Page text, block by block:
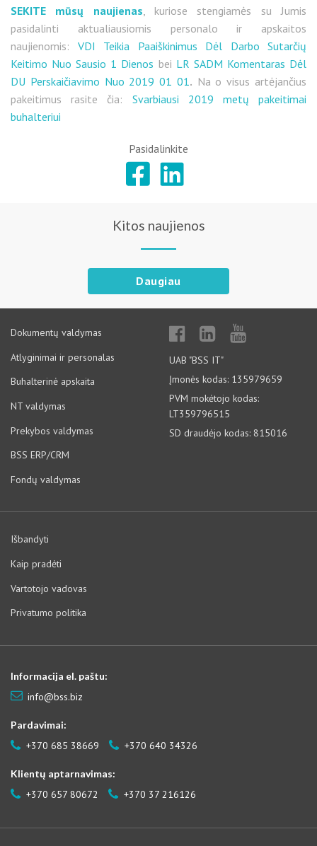
SEKITE mūsų naujienas , kuriose stengiamės su Jumis
pasidalinti aktualiausiomis personalo ir apskaitos
naujienomis: VDI Teikia Paaiškinimus Dėl Darbo Sutarčių
Keitimo Nuo Sausio 1 Dienos bei LR SADM Komentaras Dėl
DU Perskaičiavimo Nuo 2019 01 01. Na o visus artėjančius
pakeitimus rasite čia:
Svarbiausi 2019 metų pakeitimai
buhalteriui
Pasidalinkite
Kitos naujienos
Daugiau
Dokumentų valdymas
Atlyginimai ir personalas
Buhalterinė apskaita
NT valdymas
Prekybos valdymas
BSS ERP/CRM
Fondų valdymas
UAB "BSS IT"
Įmonės kodas: 135979659
PVM mokėtojo kodas:
LT359796515
SD draudėjo kodas: 815016
Išbandyti
Kaip pradėti
Vartotojo vadovas
Privatumo politika
Informacija el. paštu:
info@bss.biz
Pardavimai:
+370 685 38669 +370 640 34326
Klientų aptarnavimas:
+370 657 80672 +370 37 216126